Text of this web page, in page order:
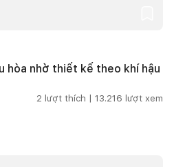
hòa nhờ thiết kế theo khí hậu
2 lượt thích | 13.216 lượt xem